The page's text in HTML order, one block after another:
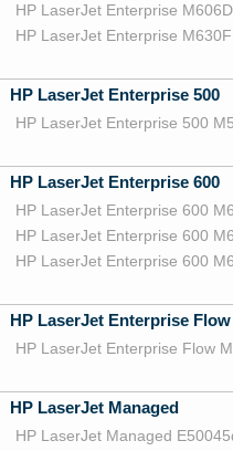
HP LaserJet Enterprise
HP LaserJet Enterprise
HP LaserJet Enterprise 500
HP LaserJet Enterprise 500
HP LaserJet Enterprise 600
HP LaserJet Enterprise 600
HP LaserJet Enterprise 600
HP LaserJet Enterprise 600
HP LaserJet Enterprise Flow
HP LaserJet Enterprise Flow
HP LaserJet Managed
HP LaserJet Managed